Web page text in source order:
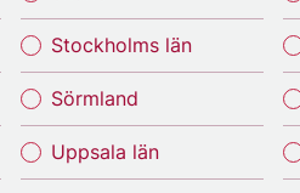
Stockholms län
Sörmland
Uppsala län